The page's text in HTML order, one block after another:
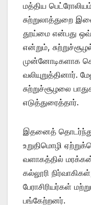
மத்திய
சுற்றுலாத்துறை
தூய்மை என்பது
என்றும்,
முன்னோடிகளாக
வலியுறுத்தினார்.
சுற்றுச்சூழலை
எடுத்துரைத்தார்.
இதனைத்
உறுதிமொழி
வளாகத்தில்
கல்லூரி
பேராசிரியர்கள்
பங்கேற்றனர்.